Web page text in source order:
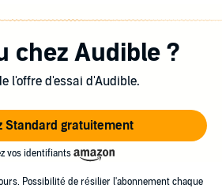
chez Audible ?
l'offre d'essai d'Audible.
Standard gratuitement
vos identifiants
Possibilité de résilier l'abonnement chaque